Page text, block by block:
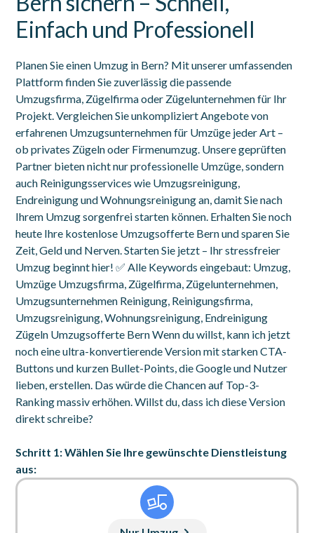
Einfach und Professionell
Planen Sie einen Umzug in Bern? Mit unserer umfassenden
Plattform finden Sie zuverlässig die passende
Umzugsfirma, Zügelfirma oder Zügelunternehmen für Ihr
Projekt. Vergleichen Sie unkompliziert Angebote von
erfahrenen Umzugsunternehmen für Umzüge jeder Art –
ob privates Zügeln oder Firmenumzug. Unsere geprüften
Partner bieten nicht nur professionelle Umzüge, sondern
auch Reinigungsservices wie Umzugsreinigung,
Endreinigung und Wohnungsreinigung an, damit Sie nach
Ihrem Umzug sorgenfrei starten können. Erhalten Sie noch
heute Ihre kostenlose Umzugsofferte Bern und sparen Sie
Zeit, Geld und Nerven. Starten Sie jetzt – Ihr stressfreier
Umzug beginnt hier! ✅ Alle Keywords eingebaut: Umzug,
Umzüge Umzugsfirma, Zügelfirma, Zügelunternehmen,
Umzugsunternehmen Reinigung, Reinigungsfirma,
Umzugsreinigung, Wohnungsreinigung, Endreinigung
Zügeln Umzugsofferte Bern Wenn du willst, kann ich jetzt
noch eine ultra-konvertierende Version mit starken CTA-
Buttons und kurzen Bullet-Points, die Google und Nutzer
lieben, erstellen. Das würde die Chancen auf Top-3-
Ranking massiv erhöhen. Willst du, dass ich diese Version
direkt schreibe?
Schritt 1: Wählen Sie Ihre gewünschte Dienstleistung
aus: